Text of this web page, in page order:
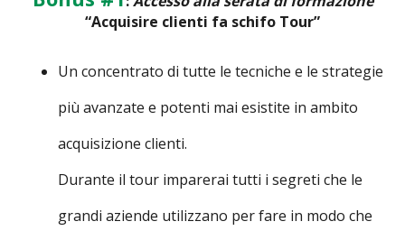
“Acquisire clienti fa schifo Tour”
Un concentrato di tutte le tecniche e le strategie
più avanzate e potenti mai esistite in ambito
acquisizione clienti.
Durante il tour imparerai tutti i segreti che le
grandi aziende utilizzano per fare in modo che